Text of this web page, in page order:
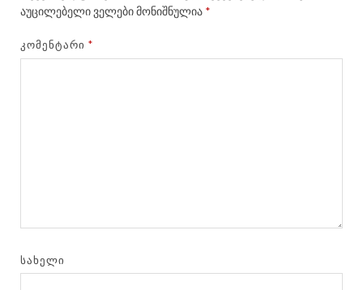
აუცილებელი ველები მონიშნულია *
ᲙᲝᲛᲔᲜᲢᲐᲠᲘ*
ᲡᲐᲮᲔᲚᲘ